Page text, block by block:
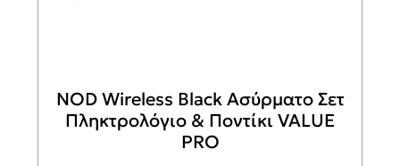
NOD Wireless Black Ασύρματο Σετ
Πληκτρολόγιο & Ποντίκι VALUE
PRO